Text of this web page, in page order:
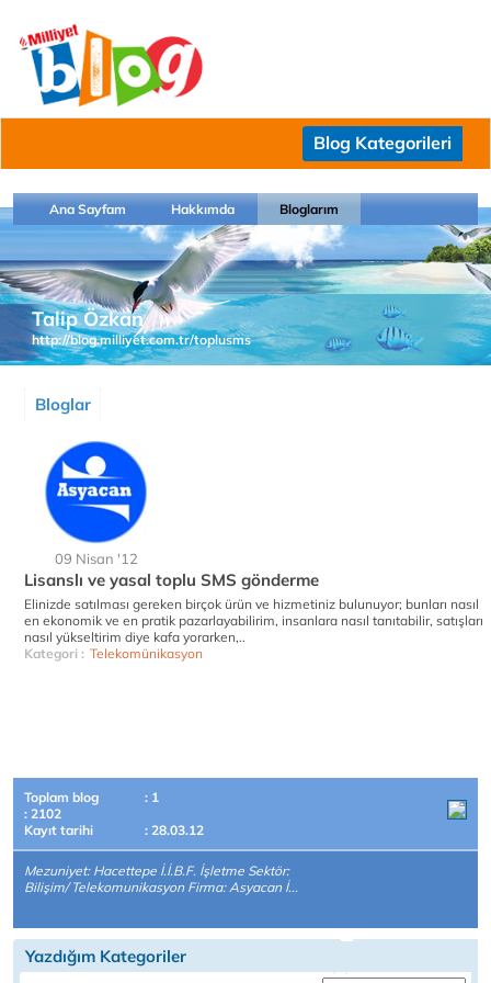
Blog Kategorileri
Ana Sayfam Hakkımda Bloglarım
Talip Özkan
http://blog.milliyet.com.tr/toplusms
Bloglar
09 Nisan '12
Lisanslı ve yasal toplu SMS gönderme
Elinizde satılması gereken birçok ürün ve hizmetiniz bulunuyor; bunları nasıl
en ekonomik ve en pratik pazarlayabilirim, insanlara nasıl tanıtabilir, satışları
nasıl yükseltirim diye kafa yorarken,..
Kategori : Telekomünikasyon
Toplam blog
: 1
: 2102
Kayıt tarihi
: 28.03.12
Mezuniyet: Hacettepe İ.İ.B.F. İşletme Sektör:
Bilişim/ Telekomunikasyon Firma: Asyacan İ...
Yazdığım Kategoriler